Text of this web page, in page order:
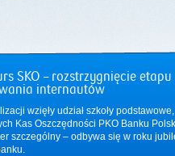
SKO – rozstrzygnięcie
internautów
wzięły udział szkoły
Kas Oszczędności PKO Banku
szczególny – odbywa się w roku